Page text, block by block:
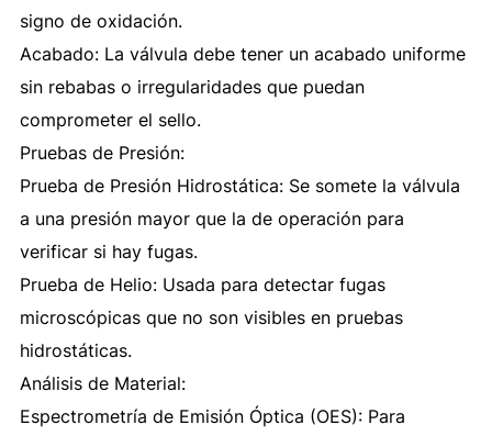
signo de oxidación.
Acabado: La válvula debe tener un acabado uniforme
sin rebabas o irregularidades que puedan
comprometer el sello.
Pruebas de Presión:
Prueba de Presión Hidrostática: Se somete la válvula
a una presión mayor que la de operación para
verificar si hay fugas.
Prueba de Helio: Usada para detectar fugas
microscópicas que no son visibles en pruebas
hidrostáticas.
Análisis de Material:
Espectrometría de Emisión Óptica (OES): Para